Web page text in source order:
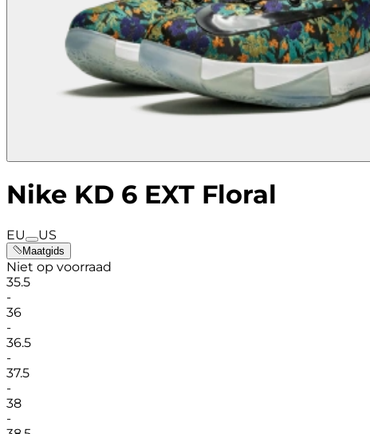
Nike KD 6 EXT Floral
EU US
Maatgids
Niet op voorraad
35.5
-
36
-
36.5
-
37.5
-
38
-